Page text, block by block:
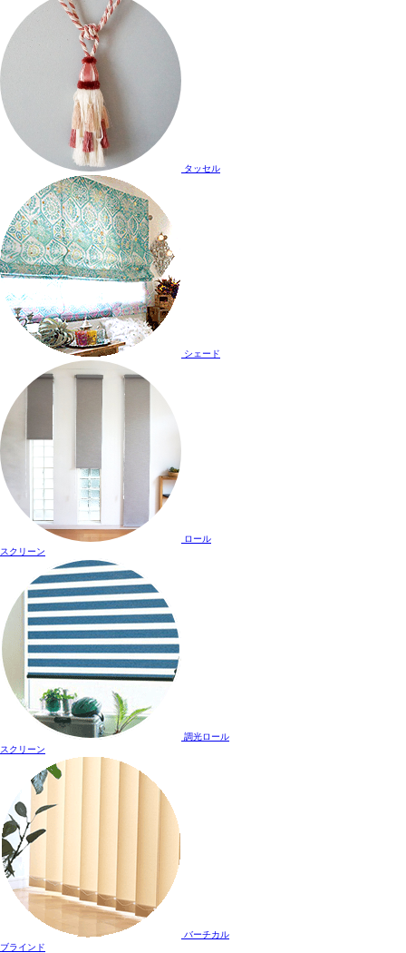
タッセル
シェード
ロール
スクリーン
調光ロール
スクリーン
バーチカル
ブラインド